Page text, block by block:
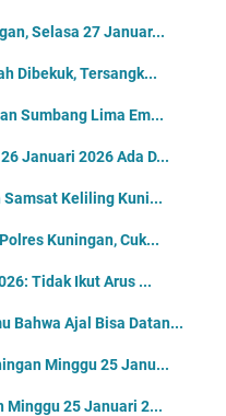
Selasa 27 Januar...
Dibekuk, Tersangk...
Sumbang Lima Em...
Januari 2026 Ada D...
Keliling Kuni...
Kuningan, Cuk...
Tidak Ikut Arus ...
Bahwa Ajal Bisa Datan...
Minggu 25 Janu...
Minggu 25 Januari 2...